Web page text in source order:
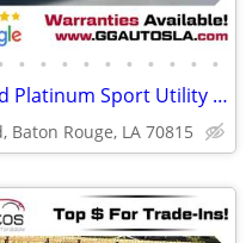
• • • • • • • • • •
2021 Toyota Highlander Hybrid Platinum Sport Utility 4D
Baton Rouge, LA 70815